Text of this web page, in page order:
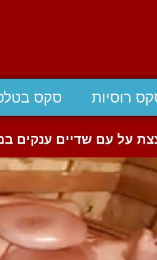
רוסיות סקס
על עם שדיים ענקים